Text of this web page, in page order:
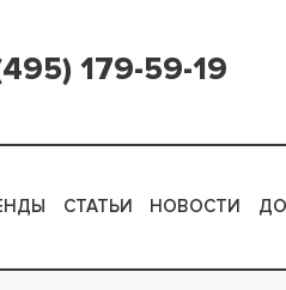
179-59-19
СТАТЬИ НОВОСТИ